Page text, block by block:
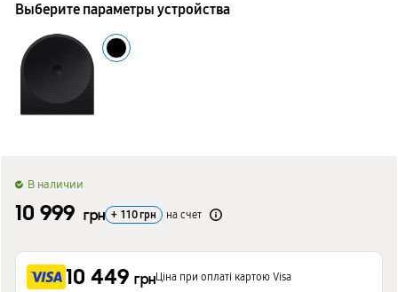
Выберите параметры устройства
B наличии
10 999 грн + 110 грн на счет
10 449 грнЦіна при оплаті картою Visa